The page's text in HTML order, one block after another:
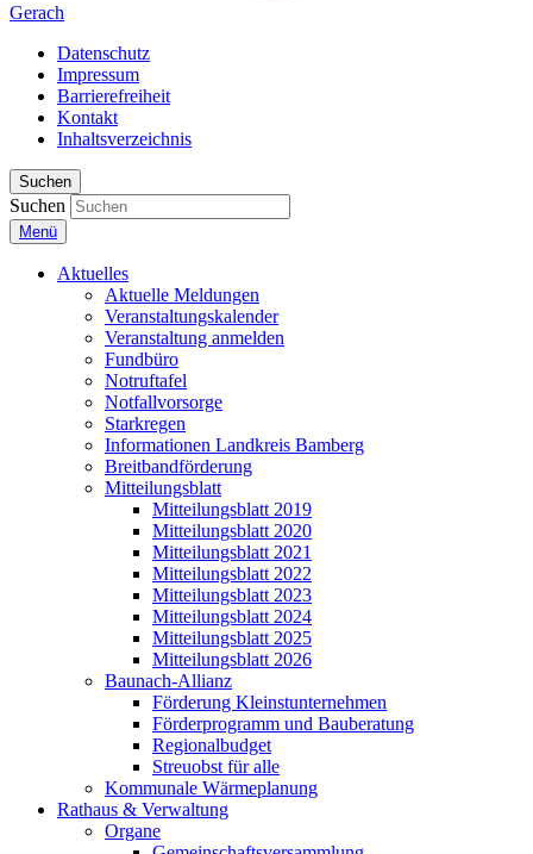
Gerach
Datenschutz
Impressum
Barrierefreiheit
Kontakt
Inhaltsverzeichnis
Suchen
Suchen
Menü
Aktuelles
Aktuelle Meldungen
Veranstaltungskalender
Veranstaltung anmelden
Fundbüro
Notruftafel
Notfallvorsorge
Starkregen
Informationen Landkreis Bamberg
Breitbandförderung
Mitteilungsblatt
Mitteilungsblatt 2019
Mitteilungsblatt 2020
Mitteilungsblatt 2021
Mitteilungsblatt 2022
Mitteilungsblatt 2023
Mitteilungsblatt 2024
Mitteilungsblatt 2025
Mitteilungsblatt 2026
Baunach-Allianz
Förderung Kleinstunternehmen
Förderprogramm und Bauberatung
Regionalbudget
Streuobst für alle
Kommunale Wärmeplanung
Rathaus & Verwaltung
Organe